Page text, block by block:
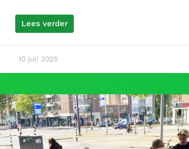
Lees verder
10 juli 2025